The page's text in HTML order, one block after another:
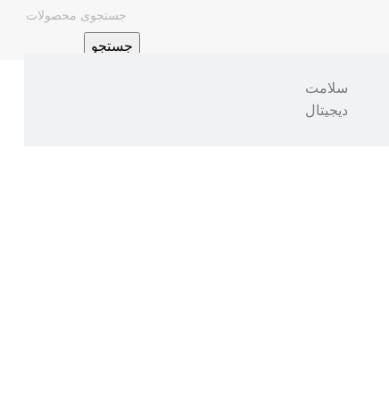
جستجو
سلامت
دیجیتال